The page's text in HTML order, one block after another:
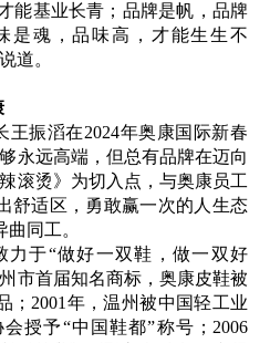
能基业长青；品牌是帆，品牌
是魂，品味高，才能生生不
道。
王振滔在2024年奥康国际新春
永远高端，但总有品牌在迈向
滚烫》为切入点，与奥康员工
舒适区，勇敢赢一次的人生态
同工。
力于“做好一双鞋，做一双好
市首届知名商标，奥康皮鞋被
；2001年，温州被中国轻工业
授予“中国鞋都”称号；2006